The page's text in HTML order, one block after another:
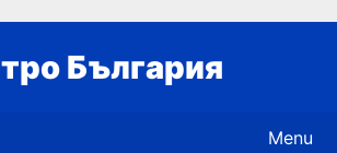
България
Menu